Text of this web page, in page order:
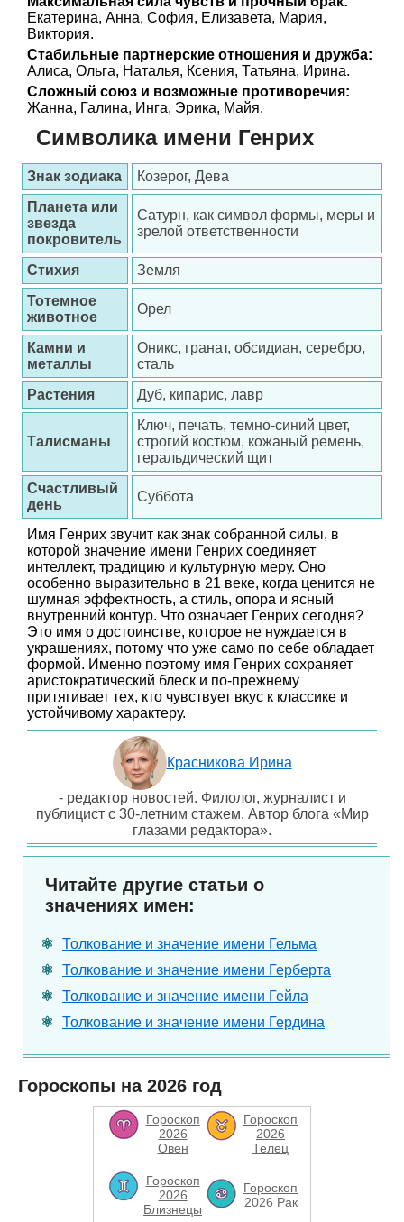
Екатерина, Анна, София, Елизавета, Мария,
Виктория.
Стабильные партнерские отношения и дружба:
Алиса, Ольга, Наталья, Ксения, Татьяна, Ирина.
Сложный союз и возможные противоречия:
Жанна, Галина, Инга, Эрика, Майя.
Символика имени Генрих
Знак зодиака
Козерог, Дева
Планета или
звезда
покровитель
Сатурн, как символ формы, меры и
зрелой ответственности
Стихия
Земля
Тотемное
животное
Орел
Камни и
металлы
Оникс, гранат, обсидиан, серебро,
сталь
Растения
Дуб, кипарис, лавр
Талисманы
Ключ, печать, темно-синий цвет,
строгий костюм, кожаный ремень,
геральдический щит
Счастливый
день
Суббота
Имя Генрих звучит как знак собранной силы, в
которой значение имени Генрих соединяет
интеллект, традицию и культурную меру. Оно
особенно выразительно в 21 веке, когда ценится не
шумная эффектность, а стиль, опора и ясный
внутренний контур. Что означает Генрих сегодня?
Это имя о достоинстве, которое не нуждается в
украшениях, потому что уже само по себе обладает
формой. Именно поэтому имя Генрих сохраняет
аристократический блеск и по-прежнему
притягивает тех, кто чувствует вкус к классике и
устойчивому характеру.
Красникова Ирина
- редактор новостей. Филолог, журналист и
публицист с 30-летним стажем. Автор блога «Мир
глазами редактора».
Читайте другие статьи о
значениях имен:
Толкование и значение имени Гельма
Толкование и значение имени Герберта
Толкование и значение имени Гейла
Толкование и значение имени Гердина
Гороскопы на 2026 год
Гороскоп
2026
Овен
Гороскоп
2026
Телец
Гороскоп
2026
Близнецы
Гороскоп
2026 Рак